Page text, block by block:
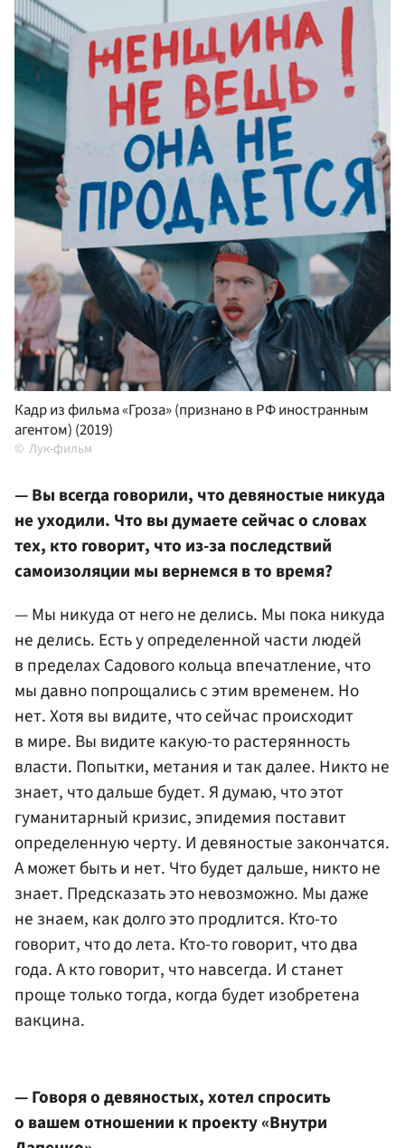
Кадр из фильма «Гроза» (признано в РФ иностранным
агентом) (2019)
Лук-фильм
— Вы всегда говорили, что девяностые никуда
не уходили. Что вы думаете сейчас о словах
тех, кто говорит, что из-за последствий
самоизоляции мы вернемся в то время?
— Мы никуда от него не делись. Мы пока никуда
не делись. Есть у определенной части людей
в пределах Садового кольца впечатление, что
мы давно попрощались с этим временем. Но
нет. Хотя вы видите, что сейчас происходит
в мире. Вы видите какую-то растерянность
власти. Попытки, метания и так далее. Никто не
знает, что дальше будет. Я думаю, что этот
гуманитарный кризис, эпидемия поставит
определенную черту. И девяностые закончатся.
А может быть и нет. Что будет дальше, никто не
знает. Предсказать это невозможно. Мы даже
не знаем, как долго это продлится. Кто-то
говорит, что до лета. Кто-то говорит, что два
года. А кто говорит, что навсегда. И станет
проще только тогда, когда будет изобретена
вакцина.
— Говоря о девяностых, хотел спросить
о вашем отношении к проекту «Внутри